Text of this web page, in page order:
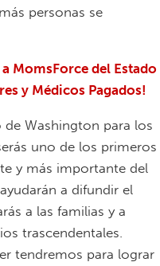
personas se
MomsForce del Estado
y Médicos Pagados!
Washington para los
uno de los primeros
y más importante del
a difundir el
a las familias y a
trascendentales.
tendremos para lograr